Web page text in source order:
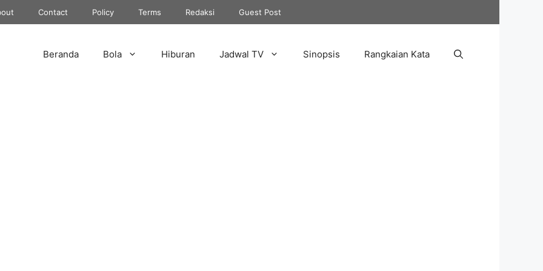
Contact Policy Terms Redaksi Guest Post
Beranda Bola Hiburan Jadwal TV Sinopsis Rangkaian Kata